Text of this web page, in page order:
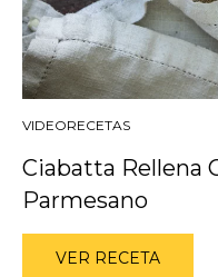
VIDEORECETAS
Ciabatta Rellena
Parmesano
VER RECETA